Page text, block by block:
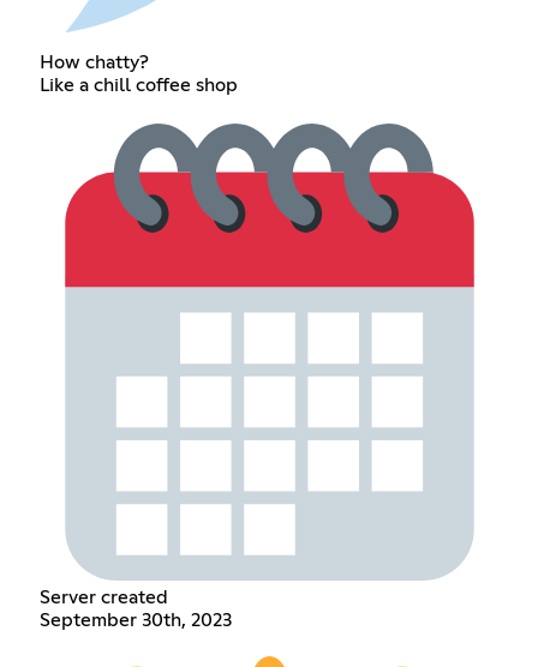
How chatty?
Like a chill coffee shop
Server created
September 30th, 2023